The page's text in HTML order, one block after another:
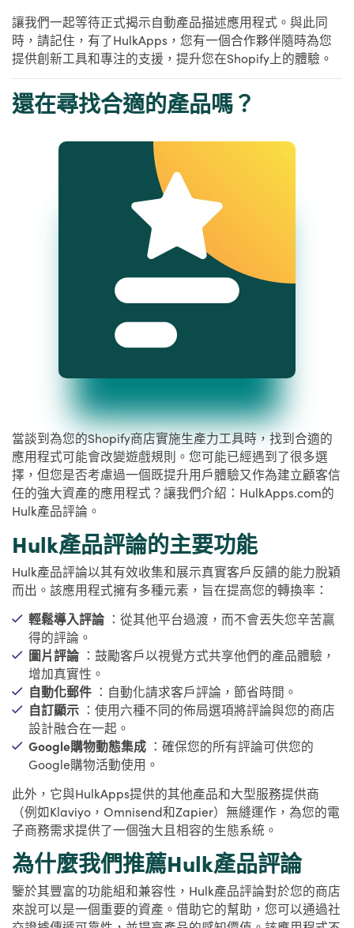
讓我們一起等待正式揭示自動產品描述應用程式。與此同
時，請記住，有了HulkApps，您有一個合作夥伴隨時為您
提供創新工具和專注的支援，提升您在Shopify上的體驗。
還在尋找合適的產品嗎？
當談到為您的Shopify商店實施生產力工具時，找到合適的
應用程式可能會改變遊戲規則。您可能已經遇到了很多選
擇，但您是否考慮過一個既提升用戶體驗又作為建立顧客信
任的強大資產的應用程式？讓我們介紹：HulkApps.com的
Hulk產品評論。
Hulk產品評論的主要功能
Hulk產品評論以其有效收集和展示真實客戶反饋的能力脫穎
而出。該應用程式擁有多種元素，旨在提高您的轉換率：
輕鬆導入評論 ：從其他平台過渡，而不會丟失您辛苦贏
得的評論。
圖片評論 ：鼓勵客戶以視覺方式共享他們的產品體驗，
增加真實性。
自動化郵件 ：自動化請求客戶評論，節省時間。
自訂顯示 ：使用六種不同的佈局選項將評論與您的商店
設計融合在一起。
Google購物動態集成 ：確保您的所有評論可供您的
Google購物活動使用。
此外，它與HulkApps提供的其他產品和大型服務提供商
（例如Klaviyo，Omnisend和Zapier）無縫運作，為您的電
子商務需求提供了一個強大且相容的生態系統。
為什麼我們推薦Hulk產品評論
鑒於其豐富的功能組和兼容性，Hulk產品評論對於您的商店
來說可以是一個重要的資產。借助它的幫助，您可以通過社